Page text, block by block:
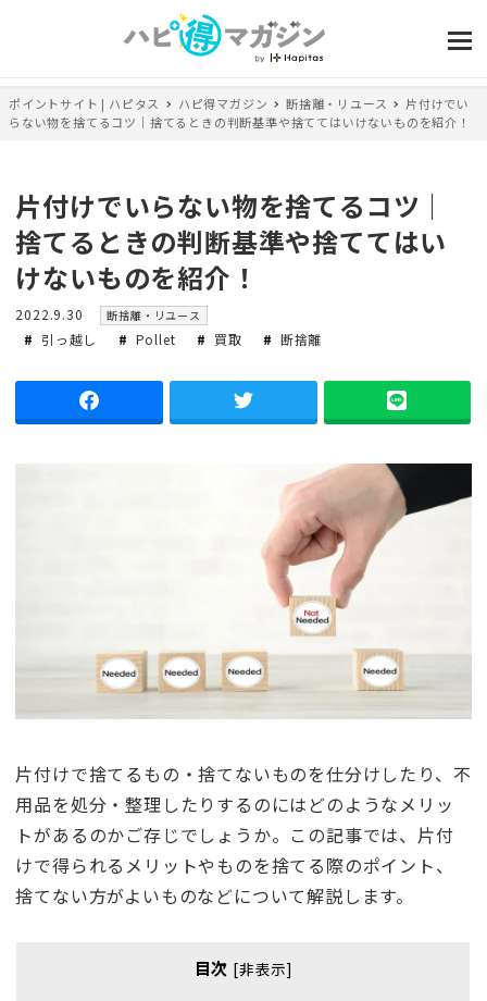
ポイントサイト | ハピタス ハピ得マガジン 断捨離・リユース
片付けでい
らない物を捨てるコツ｜捨てるときの判断基準や捨ててはいけないものを紹介！
片付けでいらない物を捨てるコツ｜
捨てるときの判断基準や捨ててはい
けないものを紹介！
投
稿
2022.9.30
カ
リ
ー
断捨離・リユース
引っ越し Pollet 買取 断捨離
片付けで捨てるもの・捨てないものを仕分けしたり、不
用品を処分・整理したりするのにはどのようなメリッ
トがあるのかご存じでしょうか。この記事では、片付
けで得られるメリットやものを捨てる際のポイント、
捨てない方がよいものなどについて解説します。
目次 [非表示]